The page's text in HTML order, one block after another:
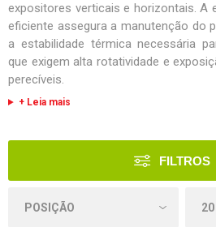
expositores verticais e horizontais. A
eficiente assegura a manutenção do
a estabilidade térmica necessária
que exigem alta rotatividade e
perecíveis.
+ Leia mais
FILTROS